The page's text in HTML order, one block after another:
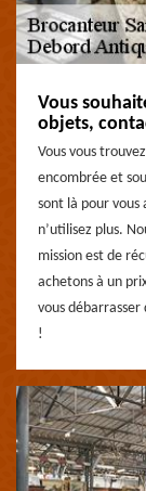
Vous
objets,
Vous vous
encombrée et
sont là pour vous
n’utilisez plus.
mission est de
achetons à un
vous débarrasser
!